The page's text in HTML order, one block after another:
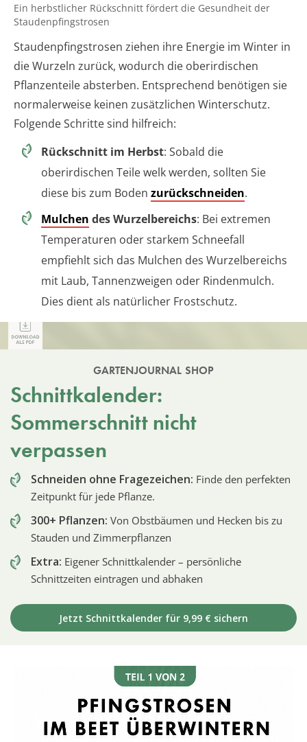
Ein herbstlicher Rückschnitt fördert die Gesundheit der
Staudenpfingstrosen
Staudenpfingstrosen ziehen ihre Energie im Winter in
die Wurzeln zurück, wodurch die oberirdischen
Pflanzenteile absterben. Entsprechend benötigen sie
normalerweise keinen zusätzlichen Winterschutz.
Folgende Schritte sind hilfreich:
Rückschnitt im Herbst: Sobald die
oberirdischen Teile welk werden, sollten Sie
diese bis zum Boden zurückschneiden.
Mulchen des Wurzelbereichs: Bei extremen
Temperaturen oder starkem Schneefall
empfiehlt sich das Mulchen des Wurzelbereichs
mit Laub, Tannenzweigen oder Rindenmulch.
Dies dient als natürlicher Frostschutz.
GARTENJOURNAL SHOP
Schnittkalender:
Sommerschnitt nicht
verpassen
Schneiden ohne Fragezeichen: Finde den perfekten
Zeitpunkt für jede Pflanze.
300+ Pflanzen: Von Obstbäumen und Hecken bis zu
Stauden und Zimmerpflanzen
Extra: Eigener Schnittkalender – persönliche
Schnittzeiten eintragen und abhaken
Jetzt Schnittkalender für 9,99 € sichern